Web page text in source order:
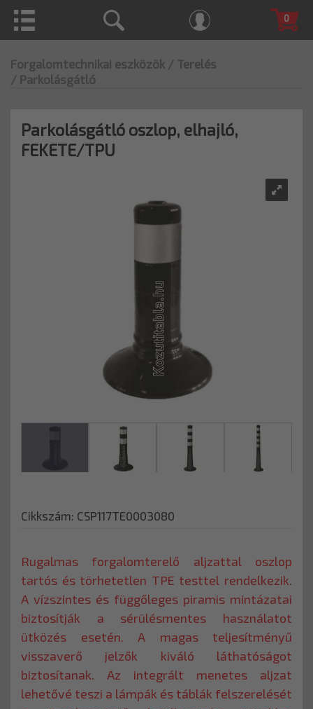
0
Forgalomtechnikai eszközök / Terelés
/ Parkolásgátló
Parkolásgátló oszlop, elhajló,
FEKETE/TPU
Cikkszám: CSP117TE0003080
Rugalmas forgalomterelő aljzattal oszlop
tartós és törhetetlen TPE testtel rendelkezik.
A vízszintes és függőleges piramis mintázatai
biztosítják a sérülésmentes használatot
ütközés esetén. A magas teljesítményű
visszaverő jelzők kiváló láthatóságot
biztosítanak. Az integrált menetes aljzat
lehetővé teszi a lámpák és táblák felszerelését